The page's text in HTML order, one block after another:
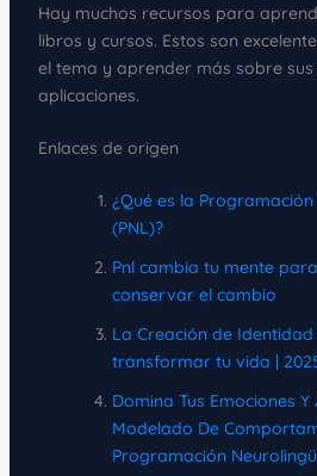
Hay muchos recursos para
libros y cursos. Estos son
el tema y aprender más sobre sus
aplicaciones.
Enlaces de origen
¿Qué es la
(PNL)?
Pnl cambia tu mente
conservar el cambio
La Creación de Identidad
transformar tu vida |
Domina Tus Emociones Y
Modelado De
Programación